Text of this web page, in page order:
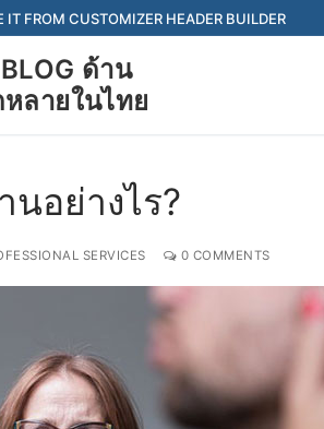
FROM CUSTOMIZER HEADER BUILDER
ด้าน
ลายในไทย
JAVA SERVER
อย่างไร?
SERVICES 0 COMMENTS